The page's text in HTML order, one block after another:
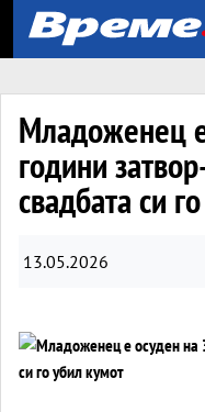
Младоженец
години
свадбата си
13.05.2026